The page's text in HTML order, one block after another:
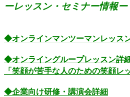
ーレッスン・セミナー情報ー
◆オンラインマンツーマンレッス
◆オンライングループレッスン詳
「笑顔が苦手な人のための笑顔レ
◆企業向け研修・講演会詳細